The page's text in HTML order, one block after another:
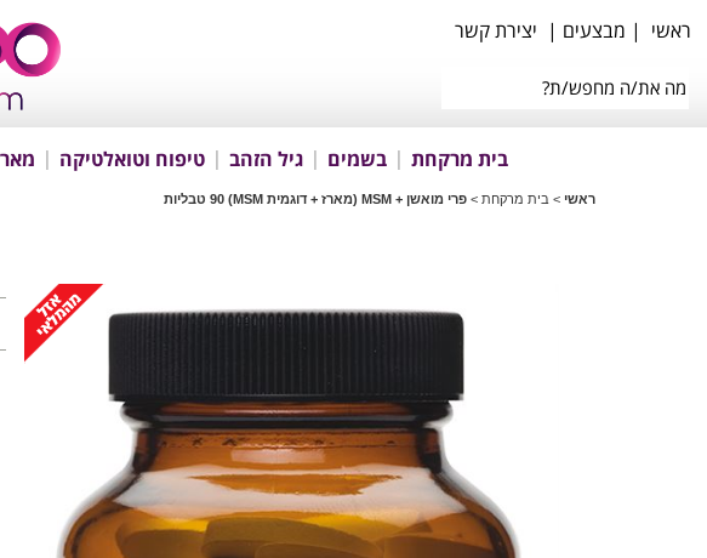
ראשי | מבצעים | יצירת קשר
בית מרקחת בשמים גיל הזהב טיפוח וטואלטיקה
ראשי > בית מרקחת > פרי מואשן + MSM (מארז + דוגמית MSM) 90 טבליות